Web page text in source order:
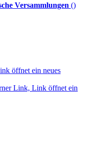
Versammlungen ()
öffnet ein neues
Link, Link öffnet ein